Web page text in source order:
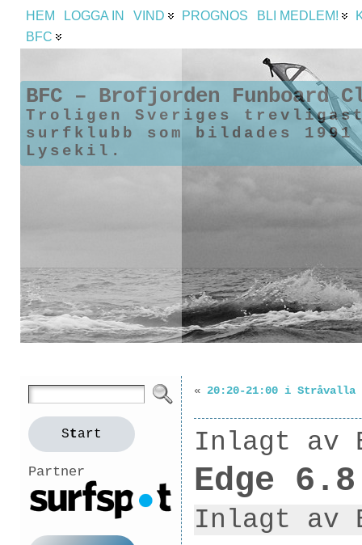
HEM LOGGA IN VIND PROGNOS BLI MEDLEM!
BFC
BFC – Brofjorden Funboard
Troligen Sveriges
surfklubb som bildades
Lysekil.
Start
Partner
« 20:20-21:00 i Stråvalla
Inlagt av
Edge
Inlagt av